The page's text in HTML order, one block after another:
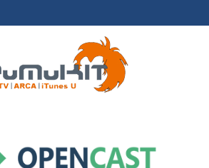
5.1 Canada´s Idea of North